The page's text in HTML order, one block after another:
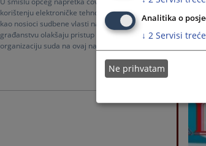
korištenju elektroničke tehnologije i sudovi
kao nosioci sudbene vlasti nastoje da
građanstvu olakšaju pristup i približe rad i
organizaciju suda na ovaj način...
Analitika o
↓ 2 Servisi
Ne prihvatam